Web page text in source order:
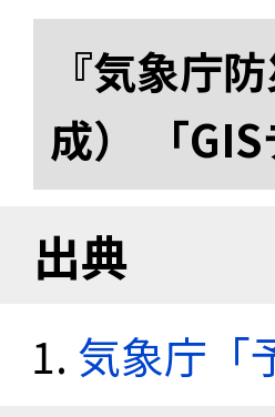
『気象庁
成） 「
出典
気象庁「